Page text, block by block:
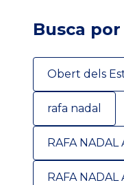
Busca
Obert dels
rafa nadal
RAFA NADAL
RAFA NADAL